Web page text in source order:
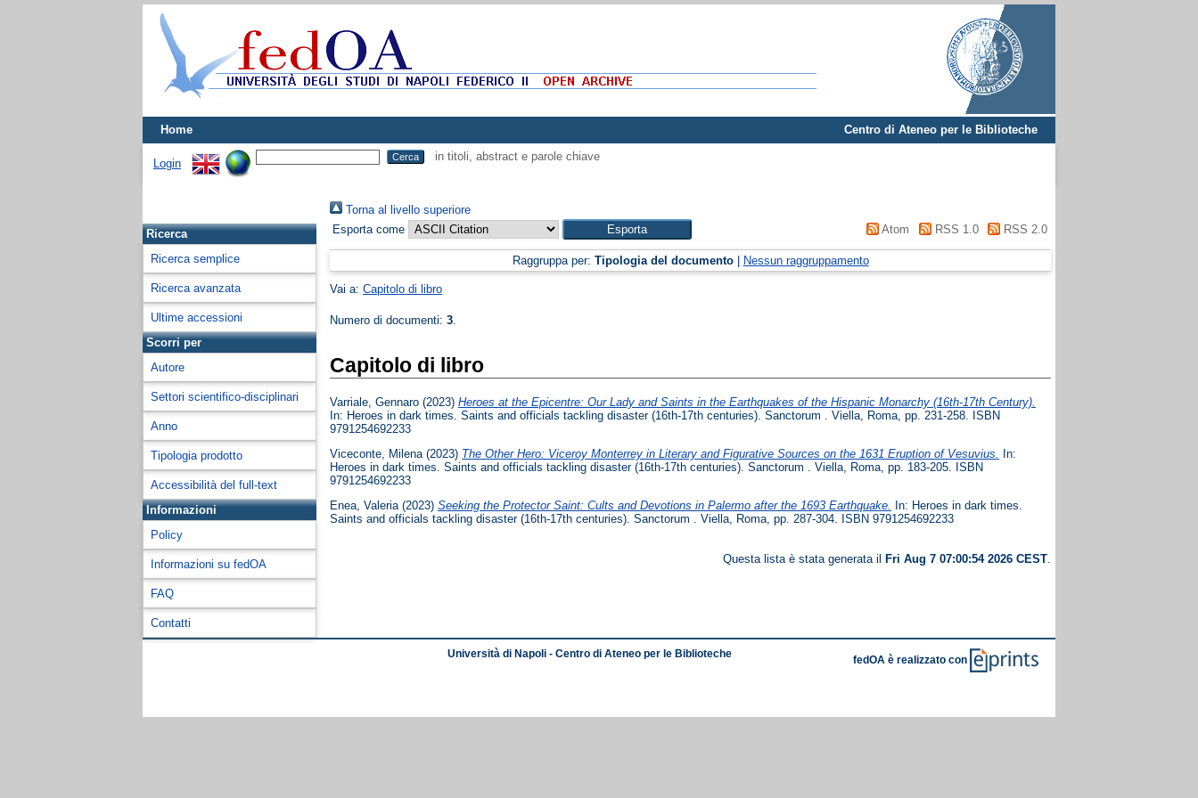
Home Centro di Ateneo per le Biblioteche
Login
in titoli, abstract e parole chiave
Ricerca
Ricerca semplice
Ricerca avanzata
Ultime accessioni
Scorri per
Autore
Settori scientifico-disciplinari
Anno
Tipologia prodotto
Accessibilità del full-text
Informazioni
Policy
Informazioni su fedOA
FAQ
Contatti
Torna al livello superiore
Esporta come
Atom RSS 1.0 RSS 2.0
Raggruppa per: Tipologia del documento| Nessun raggruppamento
Vai a:Capitolo di libro
Numero di documenti:3.
Capitolo di libro
Varriale, Gennaro (2023)Heroes at the Epicentre: Our Lady and Saints in the Earthquakes of the Hispanic Monarchy (16th-17th Century).
In: Heroes in dark times. Saints and officials tackling disaster (16th-17th centuries). Sanctorum . Viella, Roma, pp. 231-258. ISBN
9791254692233
Viceconte, Milena (2023) The Other Hero: Viceroy Monterrey in Literary and Figurative Sources on the 1631 Eruption of Vesuvius.
In:
Heroes in dark times. Saints and officials tackling disaster (16th-17th centuries). Sanctorum . Viella, Roma, pp. 183-205. ISBN
9791254692233
Enea, Valeria (2023)Seeking the Protector Saint: Cults and Devotions in Palermo after the 1693 Earthquake. In: Heroes in dark times.
Saints and officials tackling disaster (16th-17th centuries). Sanctorum . Viella, Roma, pp. 287-304. ISBN 9791254692233
Questa lista è stata generata il Fri Aug 7 07:00:54 2026 CEST
Università di Napoli - Centro di Ateneo per le Biblioteche
fedOA è realizzato con